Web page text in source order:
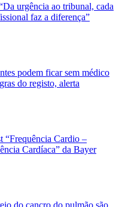
urgência ao tribunal, cada
faz a diferença”
podem ficar sem médico
do registo, alerta
“Frequência Cardio –
Cardíaca” da Bayer
do cancro do pulmão são